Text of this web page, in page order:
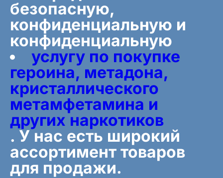
безопасную,
конфиденциальную и
конфиденциальную
услугу по покупке
героина, метадона,
кристаллического
метамфетамина и
других наркотиков
. У нас есть широкий
ассортимент товаров
для продажи.